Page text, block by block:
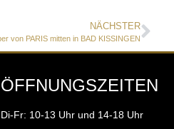
NÄCHSTER
von PARIS mitten in BAD KISSINGEN
ÖFFNUNGSZEITEN
Di-Fr: 10-13 Uhr und 14-18 Uhr